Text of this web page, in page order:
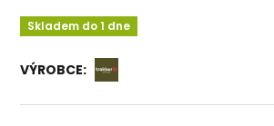
Skladem do 1 dne
VÝROBCE: